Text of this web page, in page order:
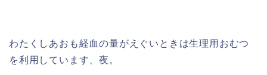
わたくしあおも経血の量がえぐいときは生理用おむつ
を利用しています、夜。